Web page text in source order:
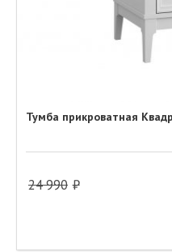
Тумба прикроватная
24 990